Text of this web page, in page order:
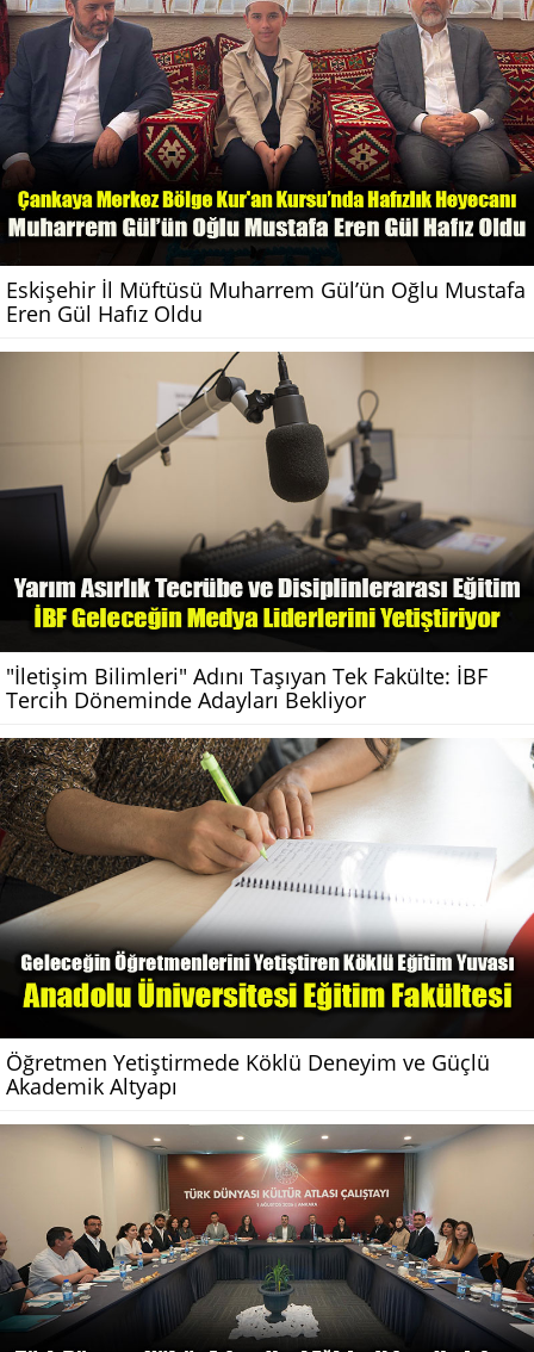
Eskişehir İl Müftüsü Muharrem Gül’ün Oğlu Mustafa
Eren Gül Hafız Oldu
"İletişim Bilimleri" Adını Taşıyan Tek Fakülte: İBF
Tercih Döneminde Adayları Bekliyor
Öğretmen Yetiştirmede Köklü Deneyim ve Güçlü
Akademik Altyapı